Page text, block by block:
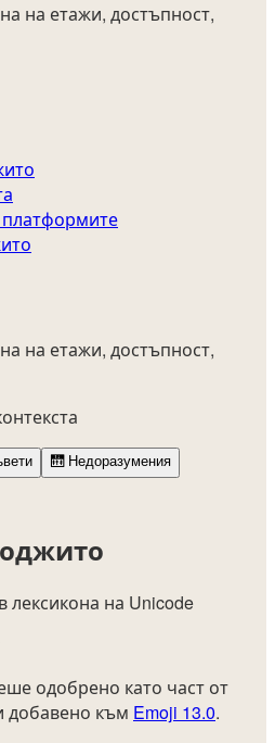
на етажи, достъпност,
на етажи, достъпност,
🛗 Недоразумения
лексикона на Unicode
одобрено като част от
добавено към Emoji 13.0.